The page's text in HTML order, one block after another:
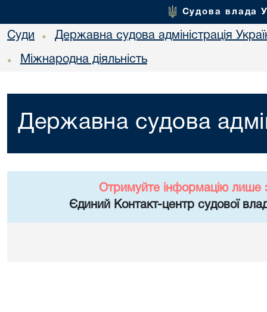
Судова влада
Суди • Державна судова адміністрація
• Міжнародна діяльність
Державна судова
Отримуйте інформацію лише
Єдиний Контакт-центр судової